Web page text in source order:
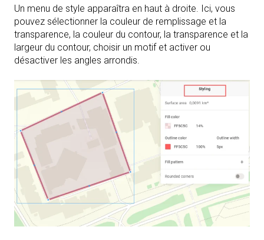
Un menu de style apparaîtra en haut à droite. Ici, vous
pouvez sélectionner la couleur de remplissage et la
transparence, la couleur du contour, la transparence et la
largeur du contour, choisir un motif et activer ou
désactiver les angles arrondis.